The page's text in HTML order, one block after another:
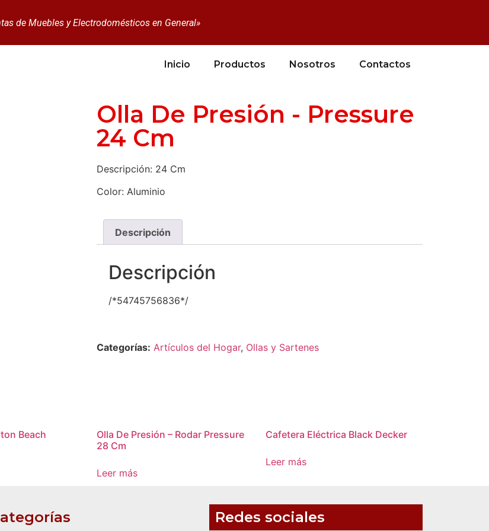
de Muebles y Electrodomésticos en General»
Inicio Productos Nosotros Contactos
Olla De Presión - Pressure
24 Cm
Descripción: 24 Cm
Color: Aluminio
Descripción
Descripción
/*54745756836*/
Categorías: Artículos del Hogar, Ollas y Sartenes
Beach
Olla De Presión – Rodar Pressure
28 Cm
Leer más
Cafetera Eléctrica Black Decker
Leer más
Redes sociales